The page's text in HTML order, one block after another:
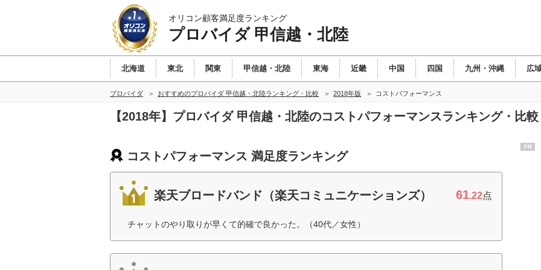
オリコン顧客満足度ランキング
プロバイダ 甲信越・北陸
北海道 東北 関東 甲信越・北陸 東海 近畿 中国 四国 九州・沖縄 広
プロバイダ おすすめのプロバイダ 甲信越・北陸ランキング・比較 2018年版 コストパフォーマンス
【2018年】プロバイダ 甲信越・北陸のコストパフォーマンスランキング・比較
コストパフォーマンス 満足度ランキング
楽天ブロードバンド（楽天コミュニケーションズ） 61.22点
チャットのやり取りが早くて的確で良かった。（40代／女性）
PR